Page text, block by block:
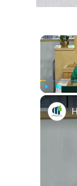
Play Unmute